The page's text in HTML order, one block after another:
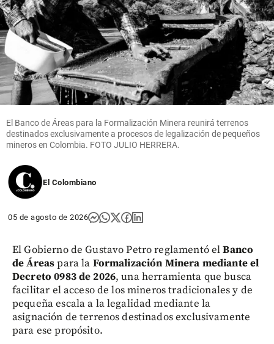
share share
Inicio
Situación
de
seguridad
en Cali
share
El Banco de Áreas para la Formalización Minera reunirá terrenos
destinados exclusivamente a procesos de legalización de pequeños
mineros en Colombia. FOTO JULIO HERRERA.
El Colombiano
05 de agosto de 2026
El Gobierno de Gustavo Petro reglamentó elBanco
de Áreaspara la Formalización Minera mediante el
Decreto 0983 de 2026, una herramienta que busca
facilitar el acceso de los mineros tradicionales y de
pequeña escala a la legalidad mediante la
asignación de terrenos destinados exclusivamente
para ese propósito.